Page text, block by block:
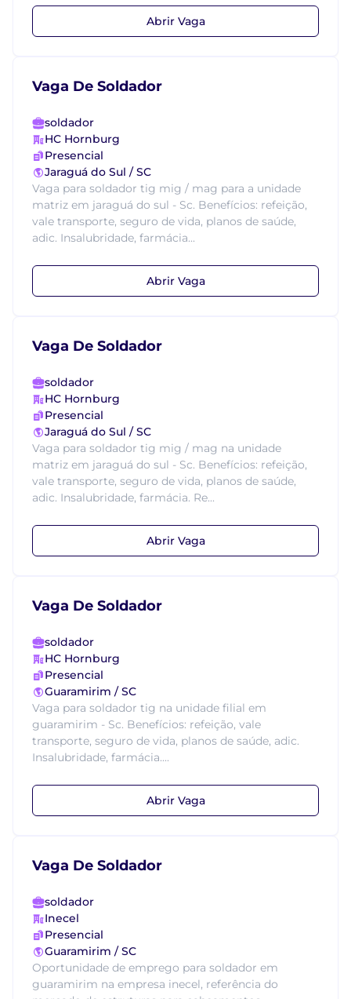
Abrir Vaga
Vaga De Soldador
soldador
HC Hornburg
Presencial
Jaraguá do Sul / SC
Vaga para soldador tig mig / mag para a unidade
matriz em jaraguá do sul - Sc. Benefícios: refeição,
vale transporte, seguro de vida, planos de saúde,
adic. Insalubridade, farmácia...
Abrir Vaga
Vaga De Soldador
soldador
HC Hornburg
Presencial
Jaraguá do Sul / SC
Vaga para soldador tig mig / mag na unidade
matriz em jaraguá do sul - Sc. Benefícios: refeição,
vale transporte, seguro de vida, planos de saúde,
adic. Insalubridade, farmácia. Re...
Abrir Vaga
Vaga De Soldador
soldador
HC Hornburg
Presencial
Guaramirim / SC
Vaga para soldador tig na unidade filial em
guaramirim - Sc. Benefícios: refeição, vale
transporte, seguro de vida, planos de saúde, adic.
Insalubridade, farmácia....
Abrir Vaga
Vaga De Soldador
soldador
Inecel
Presencial
Guaramirim / SC
Oportunidade de emprego para soldador em
guaramirim na empresa inecel, referência do